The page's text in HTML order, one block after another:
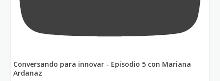
Conversando para innovar - Episodio 5 con Mariana
Ardanaz